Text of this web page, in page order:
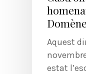
Aquest
estat